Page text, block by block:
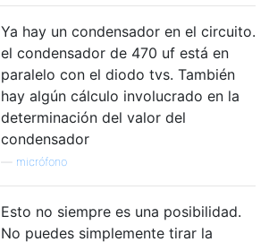
Ya hay un condensador en el circuito.
el condensador de 470 uf está en
paralelo con el diodo tvs. También
hay algún cálculo involucrado en la
determinación del valor del
condensador
micrófono
Esto no siempre es una posibilidad.
No puedes simplemente tirar la